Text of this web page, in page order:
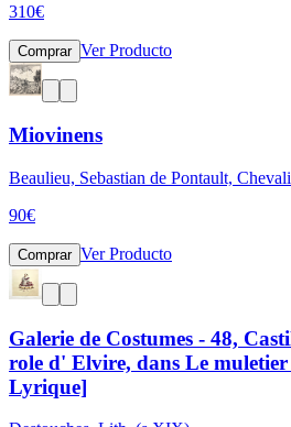
310€
Comprar Ver Producto
Miovinens
Beaulieu, Sebastian de Pontault,
90€
Comprar Ver Producto
Galerie de Costumes - 48,
role d' Elvire, dans Le muletier
Lyrique]